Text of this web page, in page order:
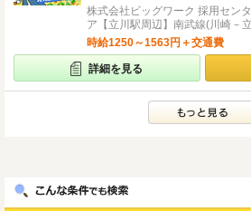
株式会社ビッグワーク 採用セン
ア【立川駅周辺】南武線(川崎－
時給1250～1563円＋交通費
詳細を見る